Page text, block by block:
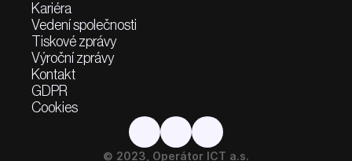
Kariéra
Vedení společnosti
Tiskové zprávy
Výroční zprávy
Kontakt
GDPR
Cookies
© 2023, Operátor ICT a.s.